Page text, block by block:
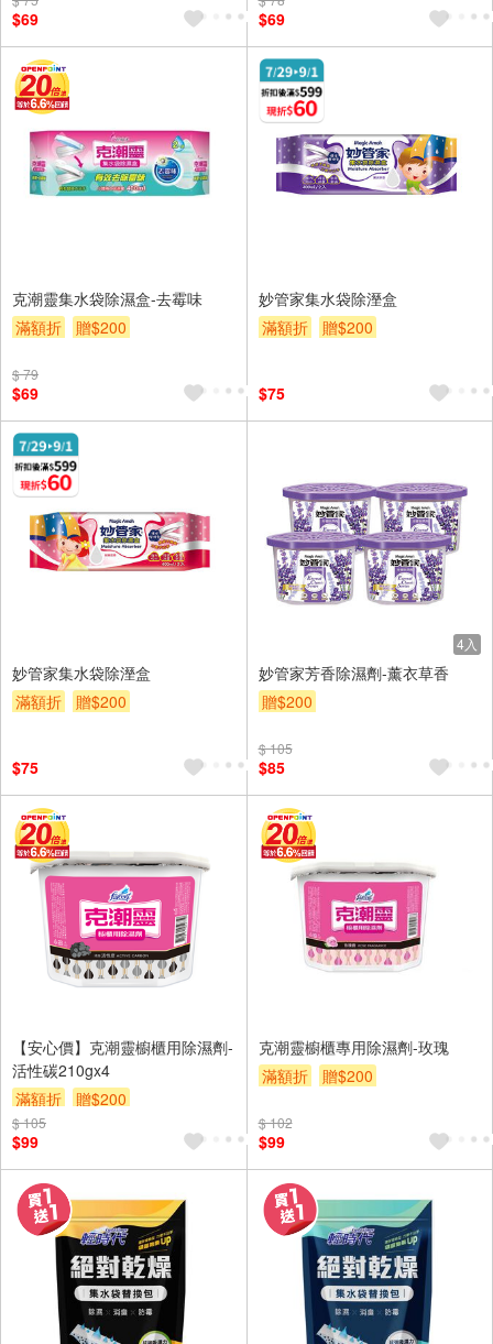
$69 $69
克潮靈集水袋除濕盒-去霉味
滿額折
贈$200
$ 79
$69
妙管家集水袋除溼盒
滿額折
贈$200
$75
妙管家集水袋除溼盒
滿額折
贈$200
$75
4入
妙管家芳香除濕劑-薰衣草香
贈$200
$ 105
$85
【安心價】克潮靈櫥櫃用除濕劑-
活性碳210gx4
滿額折
贈$200
$ 105
$99
克潮靈櫥櫃專用除濕劑-玫瑰
滿額折
贈$200
$ 102
$99